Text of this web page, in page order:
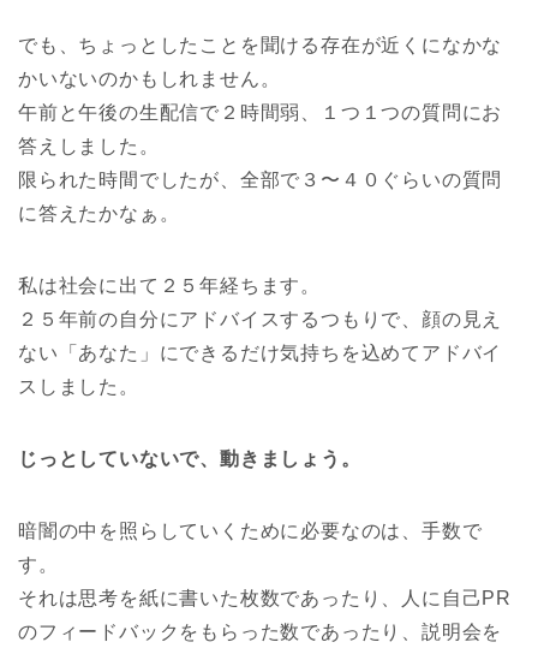
でも、ちょっとしたことを聞ける存在が近くになかな
かいないのかもしれません。
午前と午後の生配信で２時間弱、１つ１つの質問にお
答えしました。
限られた時間でしたが、全部で３〜４０ぐらいの質問
に答えたかなぁ。
私は社会に出て２５年経ちます。
２５年前の自分にアドバイスするつもりで、顔の見え
ない「あなた」にできるだけ気持ちを込めてアドバイ
スしました。
じっとしていないで、動きましょう。
暗闇の中を照らしていくために必要なのは、手数で
す。
それは思考を紙に書いた枚数であったり、人に自己PR
のフィードバックをもらった数であったり、説明会を